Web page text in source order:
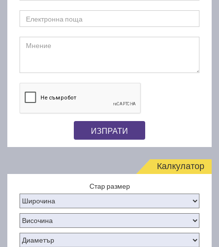
ИЗПРАТИ
Калкулатор
Стар размер